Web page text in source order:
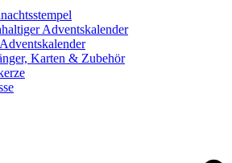
Adventskalender
Karten & Zubehör